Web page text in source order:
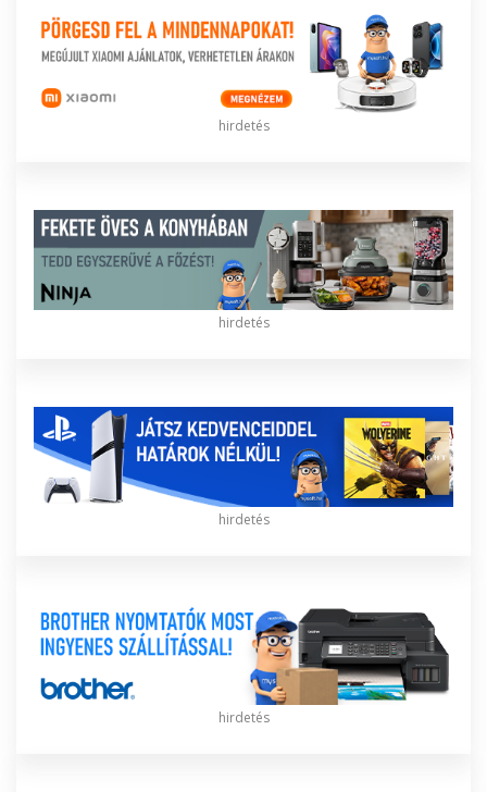
hirdetés
hirdetés
hirdetés
hirdetés